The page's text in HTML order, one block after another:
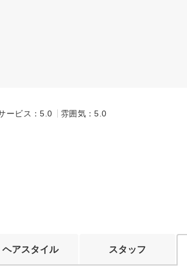
ービス：5.0
雰囲気：5.0
ヘアスタイル スタッフ